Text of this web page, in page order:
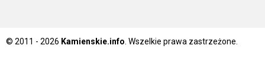
© 2011 - 2026 Kamienskie.info . Wszelkie prawa zastrzeżone.